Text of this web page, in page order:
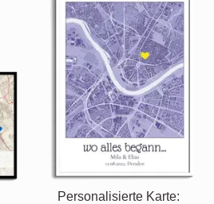
Personalisierte Karte: